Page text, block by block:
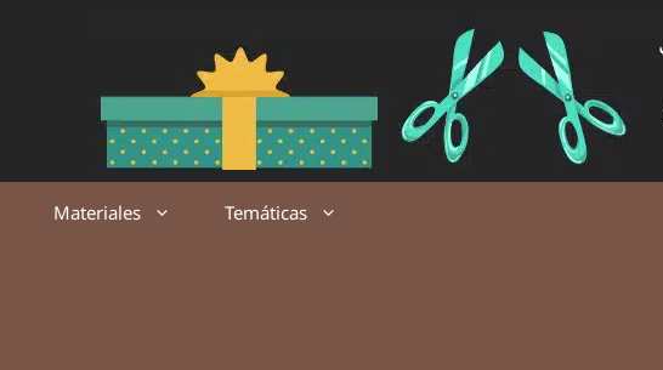
Materiales Temáticas